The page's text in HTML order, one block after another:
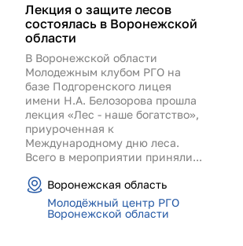
Лекция о защите лесов
состоялась в Воронежской
области
В Воронежской области
Молодежным клубом РГО на
базе Подгоренского лицея
имени Н.А. Белозорова прошла
лекция «Лес - наше богатство»,
приуроченная к
Международному дню леса.
Всего в мероприятии приняли...
Воронежская область
Молодёжный центр РГО
Воронежской области